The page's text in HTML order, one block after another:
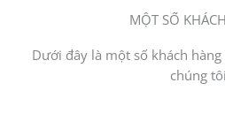
MỘT SỐ
Dưới đây là một số khách
chúng tôi